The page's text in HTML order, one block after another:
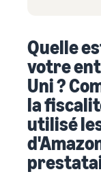
Quelle
votre
Uni ?
la
utilisé